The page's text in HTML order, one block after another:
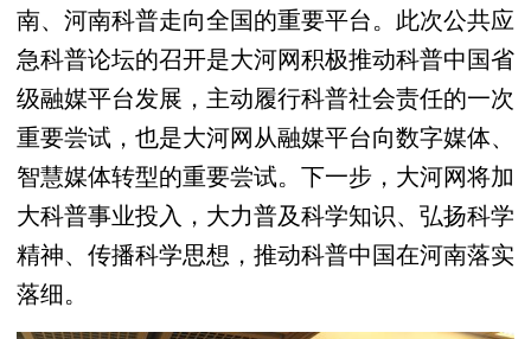
南、河南科普走向全国的重要平台。此次公共应
急科普论坛的召开是大河网积极推动科普中国省
级融媒平台发展，主动履行科普社会责任的一次
重要尝试，也是大河网从融媒平台向数字媒体、
智慧媒体转型的重要尝试。下一步，大河网将加
大科普事业投入，大力普及科学知识、弘扬科学
精神、传播科学思想，推动科普中国在河南落实
落细。